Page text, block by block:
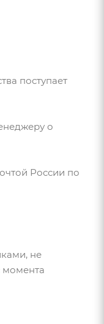
поступает
о
России по
не
момента